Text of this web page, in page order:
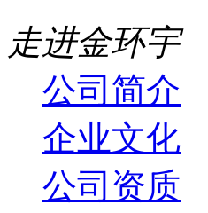
走进金环宇
公司简介
企业文化
公司资质